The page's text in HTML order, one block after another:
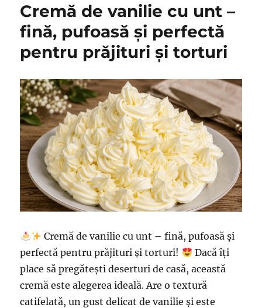
Cremă de vanilie cu unt –
fină, pufoasă și perfectă
pentru prăjituri și torturi
Cremă de vanilie cu unt – fină, pufoasă și
perfectă pentru prăjituri și torturi!
Dacă îți
place să pregătești deserturi de casă, această
cremă este alegerea ideală. Are o textură
catifelată, un gust delicat de vanilie și este